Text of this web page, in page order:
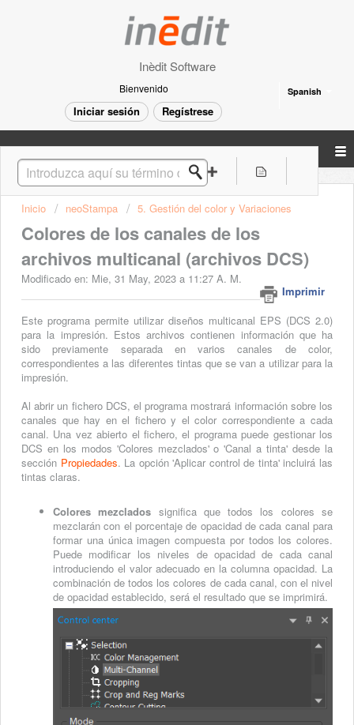
Inèdit Software
Spanish
Bienvenido
Iniciar sesión Regístrese
Inicio neoStampa 5. Gestión del color y Variaciones
Colores de los canales de los
archivos multicanal (archivos DCS)
Imprimir
Modificado en: Mie, 31 May, 2023 a 11:27 A. M.
Este programa permite utilizar diseños multicanal EPS (DCS 2.0)
para la impresión. Estos archivos contienen información que ha
sido previamente separada en varios canales de color,
correspondientes a las diferentes tintas que se van a utilizar para la
impresión.
Al abrir un fichero DCS, el programa mostrará información sobre los
canales que hay en el fichero y el color correspondiente a cada
canal. Una vez abierto el fichero, el programa puede gestionar los
DCS en los modos 'Colores mezclados' o 'Canal a tinta' desde la
sección Propiedades. La opción 'Aplicar control de tinta' incluirá las
tintas claras.
Colores mezclados significa que todos los colores se
mezclarán con el porcentaje de opacidad de cada canal para
formar una única imagen compuesta por todos los colores.
Puede modificar los niveles de opacidad de cada canal
introduciendo el valor adecuado en la columna opacidad. La
combinación de todos los colores de cada canal, con el nivel
de opacidad establecido, será el resultado que se imprimirá.